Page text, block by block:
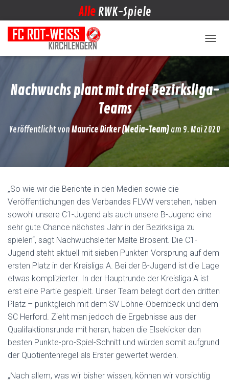
Alle RWK-Spiele
Nachwuchs plant mit drei Bezirksliga-
Teams
Veröffentlicht vonMaurice Dirker (Media-Team)am 9. Mai 2020
„So wie wir die Berichte in den Medien sowie die
Veröffentlichungen des Verbandes FLVW verstehen, haben
sowohl unsere C1-Jugend als auch unsere B-Jugend eine
sehr gute Chance nächstes Jahr in der Bezirksliga zu
spielen“, sagt Nachwuchsleiter Malte Brosent. Die C1-
Jugend steht aktuell mit sieben Punkten Vorsprung auf dem
ersten Platz in der Kreisliga A. Bei der B-Jugend ist die Lage
etwas komplizierter. In der Hauptrunde der Kreisliga A ist
erst eine Partie gespielt. Unser Team belegt dort den dritten
Platz – punktgleich mit dem SV Löhne-Obernbeck und dem
SC Herford. Zieht man jedoch die Ergebnisse aus der
Qualifaktionsrunde mit heran, haben die Elsekicker den
besten Punkte-pro-Spiel-Schnitt und würden somit aufgrund
der Quotientenregel als Erster gewertet werden.
„Nach allem, was wir bisher wissen, können wir vorsichtig